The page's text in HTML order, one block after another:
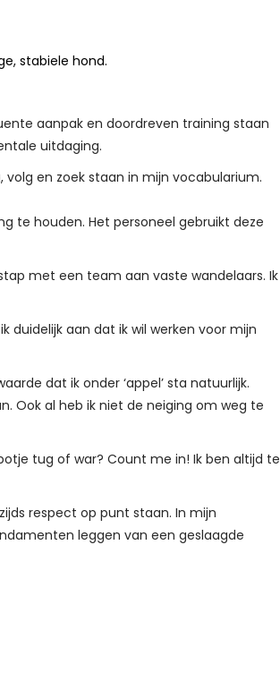
stabiele hond.
aanpak en doordreven training staan
uitdaging.
volg en zoek staan in mijn vocabularium.
te houden. Het personeel gebruikt deze
met een team aan vaste wandelaars. Ik
duidelijk aan dat ik wil werken voor mijn
dat ik onder ‘appel’ sta natuurlijk.
Ook al heb ik niet de neiging om weg te
tug of war? Count me in! Ik ben altijd te
respect op punt staan. In mijn
leggen van een geslaagde